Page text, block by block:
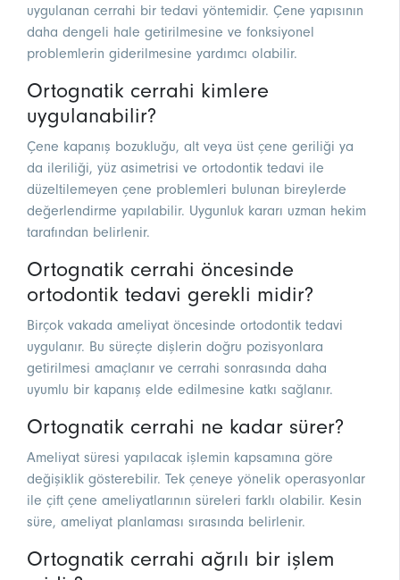
uygulanan cerrahi bir tedavi yöntemidir. Çene yapısının
daha dengeli hale getirilmesine ve fonksiyonel
problemlerin giderilmesine yardımcı olabilir.
Ortognatik cerrahi kimlere
uygulanabilir?
Çene kapanış bozukluğu, alt veya üst çene geriliği ya
da ileriliği, yüz asimetrisi ve ortodontik tedavi ile
düzeltilemeyen çene problemleri bulunan bireylerde
değerlendirme yapılabilir. Uygunluk kararı uzman hekim
tarafından belirlenir.
Ortognatik cerrahi öncesinde
ortodontik tedavi gerekli midir?
Birçok vakada ameliyat öncesinde ortodontik tedavi
uygulanır. Bu süreçte dişlerin doğru pozisyonlara
getirilmesi amaçlanır ve cerrahi sonrasında daha
uyumlu bir kapanış elde edilmesine katkı sağlanır.
Ortognatik cerrahi ne kadar sürer?
Ameliyat süresi yapılacak işlemin kapsamına göre
değişiklik gösterebilir. Tek çeneye yönelik operasyonlar
ile çift çene ameliyatlarının süreleri farklı olabilir. Kesin
süre, ameliyat planlaması sırasında belirlenir.
Ortognatik cerrahi ağrılı bir işlem